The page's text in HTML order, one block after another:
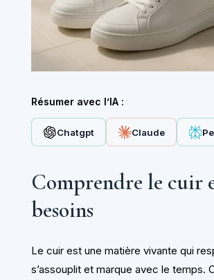
Résumer avec l’IA :
Chatgpt Claude
Comprendre le cuir
besoins
Le cuir est une matière vivante qui
s’assouplit et marque avec le temps.